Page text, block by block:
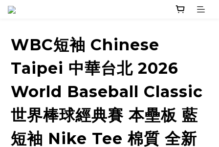
WBC短袖 Chinese
Taipei 中華台北 2026
World Baseball Classic
世界棒球經典賽 本壘板 藍
短袖 Nike Tee 棉質 全新